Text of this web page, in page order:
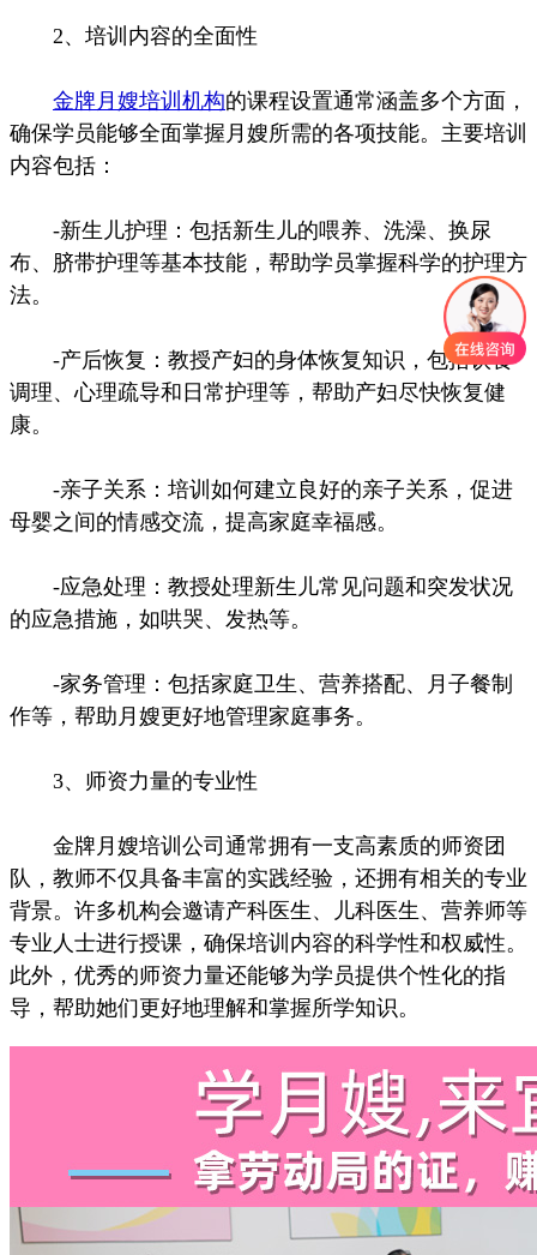
2、培训内容的全面性
金牌月嫂培训机构的课程设置通常涵盖多个方面，
确保学员能够全面掌握月嫂所需的各项技能。主要培训
内容包括：
-新生儿护理：包括新生儿的喂养、洗澡、换尿
布、脐带护理等基本技能，帮助学员掌握科学的护理方
法。
-产后恢复：教授产妇的身体恢复知识，包括饮食
调理、心理疏导和日常护理等，帮助产妇尽快恢复健
康。
-亲子关系：培训如何建立良好的亲子关系，促进
母婴之间的情感交流，提高家庭幸福感。
-应急处理：教授处理新生儿常见问题和突发状况
的应急措施，如哄哭、发热等。
-家务管理：包括家庭卫生、营养搭配、月子餐制
作等，帮助月嫂更好地管理家庭事务。
3、师资力量的专业性
金牌月嫂培训公司通常拥有一支高素质的师资团
队，教师不仅具备丰富的实践经验，还拥有相关的专业
背景。许多机构会邀请产科医生、儿科医生、营养师等
专业人士进行授课，确保培训内容的科学性和权威性。
此外，优秀的师资力量还能够为学员提供个性化的指
导，帮助她们更好地理解和掌握所学知识。